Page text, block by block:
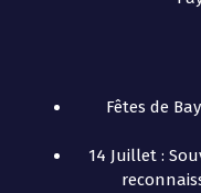
Fêtes de
14 Juillet :